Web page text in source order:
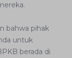
bahwa pihak
untuk
berada di